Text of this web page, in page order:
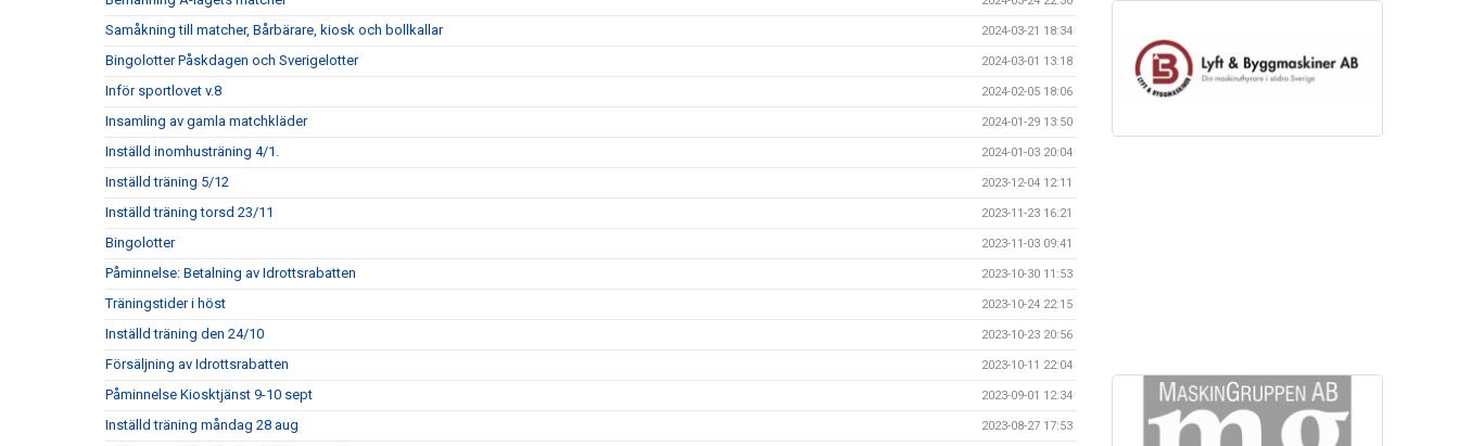
Samåkning till matcher, Bårbärare, kiosk och bollkallar 2024-03-21 18:34
Bingolotter Påskdagen och Sverigelotter 2024-03-01 13:18
Inför sportlovet v.8 2024-02-05 18:06
Insamling av gamla matchkläder 2024-01-29 13:50
Inställd inomhusträning 4/1. 2024-01-03 20:04
Inställd träning 5/12 2023-12-04 12:11
Inställd träning torsd 23/11 2023-11-23 16:21
Bingolotter 2023-11-03 09:41
Påminnelse: Betalning av Idrottsrabatten 2023-10-30 11:53
Träningstider i höst 2023-10-24 22:15
Inställd träning den 24/10 2023-10-23 20:56
Försäljning av Idrottsrabatten 2023-10-11 22:04
Påminnelse Kiosktjänst 9-10 sept 2023-09-01 12:34
Inställd träning måndag 28 aug 2023-08-27 17:53